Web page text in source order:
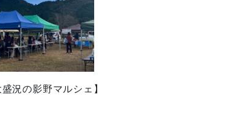
影野マルシェ】